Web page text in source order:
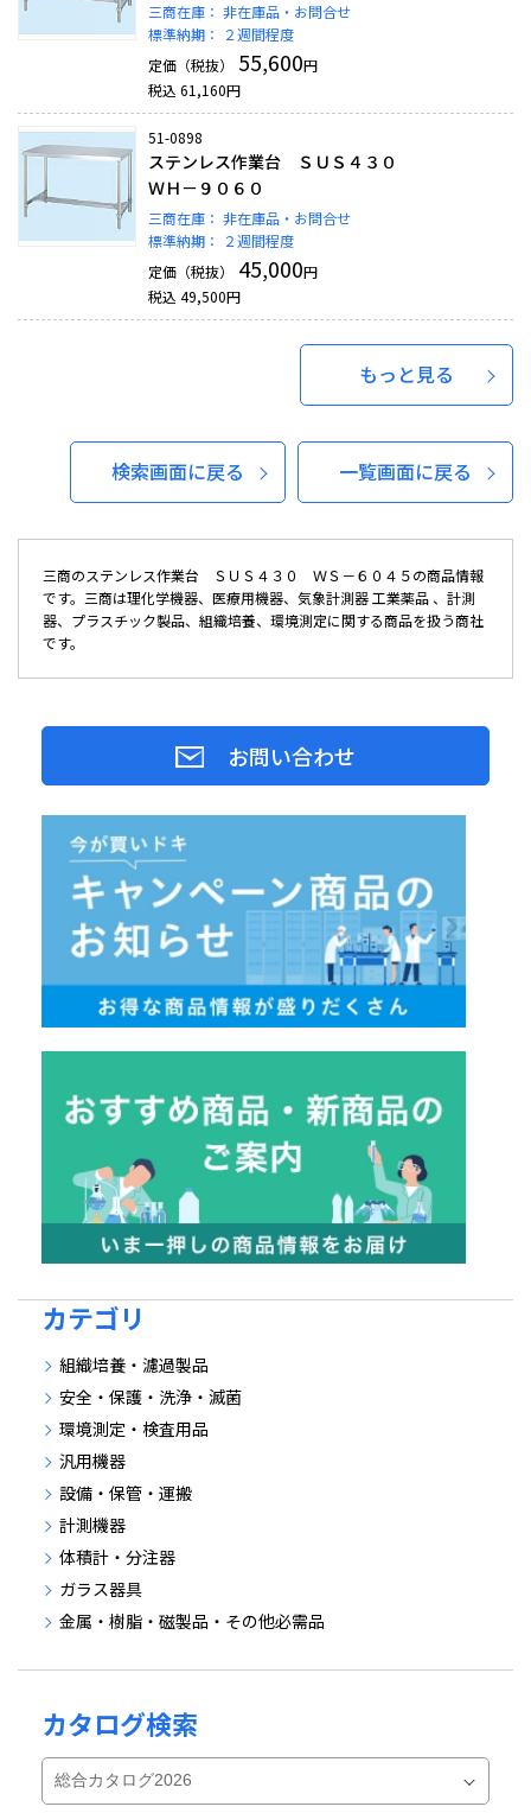
三商在庫： 非在庫品・お問合せ
標準納期：
２週間程度
定価（税抜）
55,600円
税込 61,160円
51-0898
ステンレス作業台 ＳＵＳ４３０
ＷＨ－９０６０
三商在庫： 非在庫品・お問合せ
標準納期：
２週間程度
定価（税抜）
45,000円
税込 49,500円
もっと見る
検索画面に戻る 一覧画面に戻る
三商のステンレス作業台 ＳＵＳ４３０ ＷＳ－６０４５の商品情報
です。三商は理化学機器、医療用機器、気象計測器 工業薬品 、計測
器、プラスチック製品、組織培養、環境測定に関する商品を扱う商社
です。
お問い合わせ
カテゴリ
組織培養・濾過製品
安全・保護・洗浄・滅菌
環境測定・検査用品
汎用機器
設備・保管・運搬
計測機器
体積計・分注器
ガラス器具
金属・樹脂・磁製品・その他必需品
カタログ検索